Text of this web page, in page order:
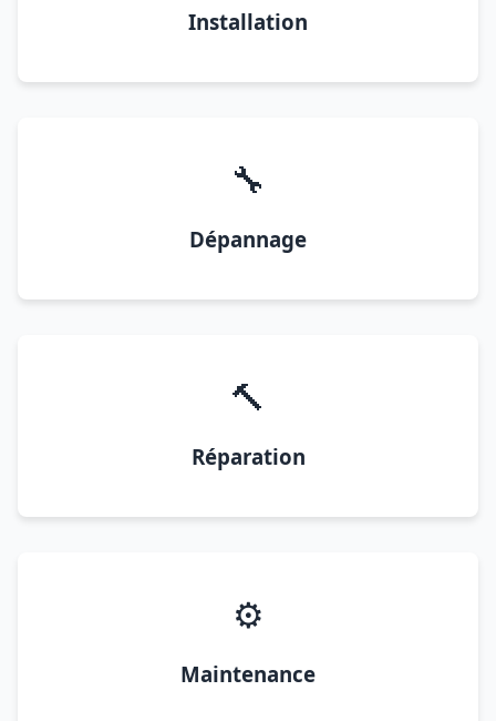
Installation
🔧
Dépannage
🔨
Réparation
⚙️
Maintenance